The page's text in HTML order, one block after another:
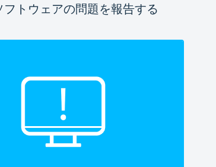
フトウェアの問題を報告する